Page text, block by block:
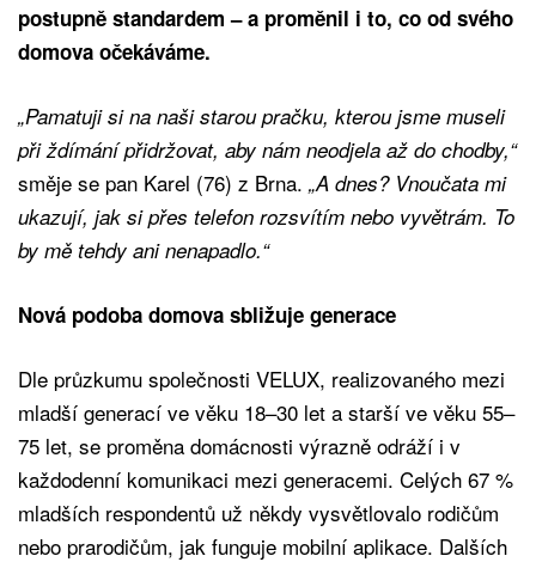
postupně standardem – a proměnil i to, co od svého
domova očekáváme.
„Pamatuji si na naši starou pračku, kterou jsme museli
při ždímání přidržovat, aby nám neodjela až do chodby,“
směje se pan Karel (76) z Brna. „A dnes? Vnoučata mi
ukazují, jak si přes telefon rozsvítím nebo vyvětrám. To
by mě tehdy ani nenapadlo.“
Nová podoba domova sbližuje generace
Dle průzkumu společnosti VELUX, realizovaného mezi
mladší generací ve věku 18–30 let a starší ve věku 55–
75 let, se proměna domácnosti výrazně odráží i v
každodenní komunikaci mezi generacemi. Celých 67 %
mladších respondentů už někdy vysvětlovalo rodičům
nebo prarodičům, jak funguje mobilní aplikace. Dalších